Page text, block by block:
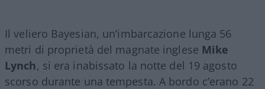
Il veliero Bayesian, un’imbarcazione lunga 56
metri di proprietà del magnate inglese Mike
Lynch, si era inabissato la notte del 19 agosto
scorso durante una tempesta. A bordo c’erano 22